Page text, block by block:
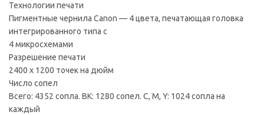
Технологии печати
Пигментные чернила Canon — 4 цвета, печатающая головка
интегрированного типа с
4 микросхемами
Разрешение печати
2400 x 1200 точек на дюйм
Число сопел
Всего: 4352 сопла. BK: 1280 сопел. C, M, Y: 1024 сопла на
каждый